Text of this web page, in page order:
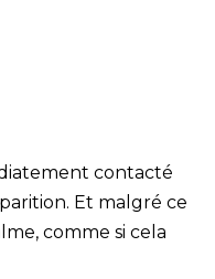
contacté
Et malgré ce
comme si cela